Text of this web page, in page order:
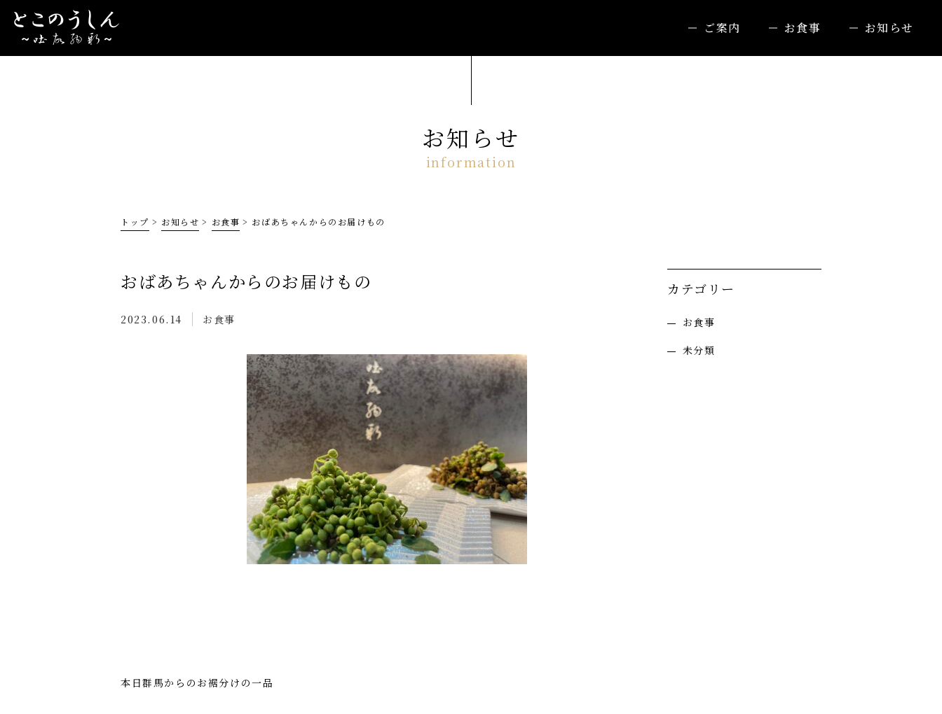
ご案内 お食事 お知らせ
お知らせ
トップ お知らせ お食事 おばあちゃんからのお届けもの
おばあちゃんからのお届けもの
2023.06.14 お食事
本日群馬からのお裾分けの一品
カテゴリー
お食事
未分類